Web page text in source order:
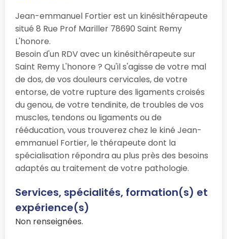
Jean-emmanuel Fortier est un kinésithérapeute
situé 8 Rue Prof Mariller 78690 Saint Remy
L'honore.
Besoin d'un RDV avec un kinésithérapeute sur
Saint Remy L'honore ? Qu'il s'agisse de votre mal
de dos, de vos douleurs cervicales, de votre
entorse, de votre rupture des ligaments croisés
du genou, de votre tendinite, de troubles de vos
muscles, tendons ou ligaments ou de
rééducation, vous trouverez chez le kiné Jean-
emmanuel Fortier, le thérapeute dont la
spécialisation répondra au plus près des besoins
adaptés au traitement de votre pathologie.
Services, spécialités, formation(s) et
expérience(s)
Non renseignées.